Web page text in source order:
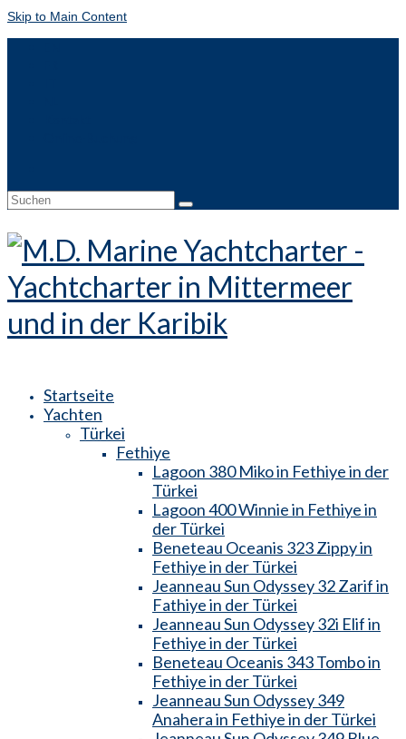
Skip to Main Content
Suche
Startseite
Yachten
Türkei
Fethiye
Lagoon 380 Miko in Fethiye in der
Türkei
Lagoon 400 Winnie in Fethiye in
der Türkei
Beneteau Oceanis 323 Zippy in
Fethiye in der Türkei
Jeanneau Sun Odyssey 32 Zarif in
Fathiye in der Türkei
Jeanneau Sun Odyssey 32i Elif in
Fethiye in der Türkei
Beneteau Oceanis 343 Tombo in
Fethiye in der Türkei
Jeanneau Sun Odyssey 349
Anahera in Fethiye in der Türkei